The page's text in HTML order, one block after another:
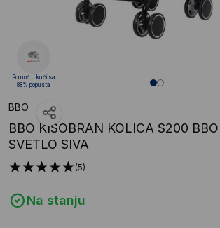
BBO
BBO KISOBRAN KOLICA S200
SVETLO SIVA
(5)
Na stanju
Pomoć u kući sa
88% popusta